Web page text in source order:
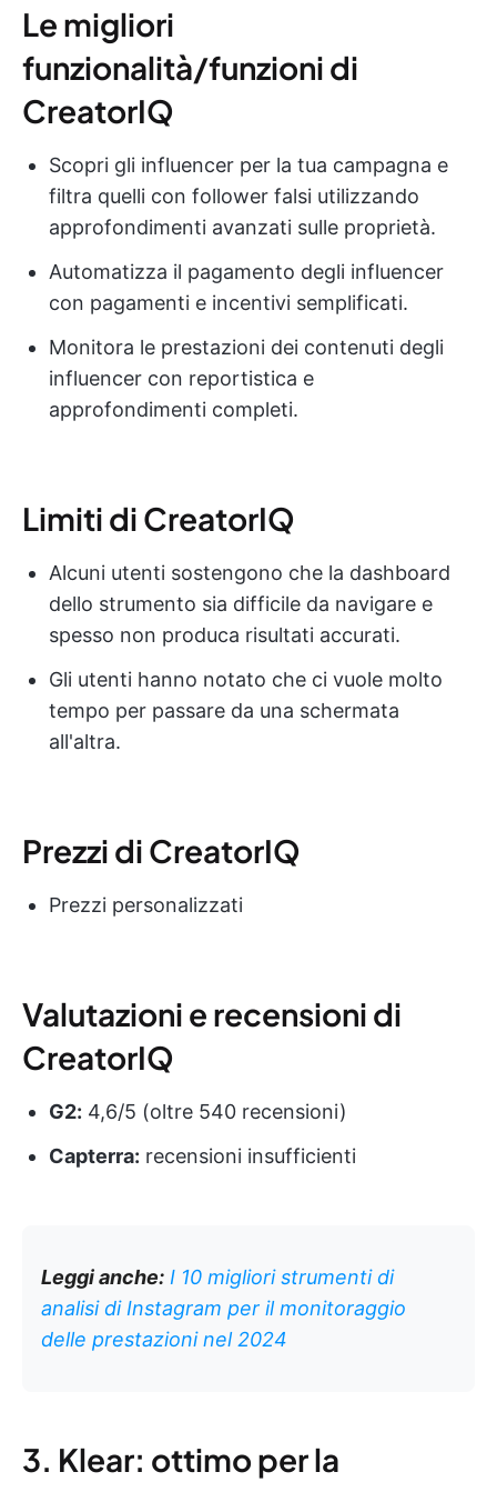
Le migliori
funzionalità/funzioni di
CreatorIQ
Scopri gli influencer per la tua campagna e
filtra quelli con follower falsi utilizzando
approfondimenti avanzati sulle proprietà.
Automatizza il pagamento degli influencer
con pagamenti e incentivi semplificati.
Monitora le prestazioni dei contenuti degli
influencer con reportistica e
approfondimenti completi.
Limiti di CreatorIQ
Alcuni utenti sostengono che la dashboard
dello strumento sia difficile da navigare e
spesso non produca risultati accurati.
Gli utenti hanno notato che ci vuole molto
tempo per passare da una schermata
all'altra.
Prezzi di CreatorIQ
Prezzi personalizzati
Valutazioni e recensioni di
CreatorIQ
G2: 4,6/5 (oltre 540 recensioni)
Capterra: recensioni insufficienti
Leggi anche: I 10 migliori strumenti di
analisi di Instagram per il monitoraggio
delle prestazioni nel 2024
3. Klear: ottimo per la